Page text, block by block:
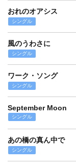
おれのオアシス
シングル
風のうわさに
シングル
ワーク・ソング
シングル
September Moon
シングル
あの橋の真ん中で
シングル